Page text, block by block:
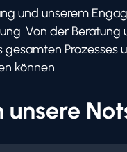
und unserem
Von der
Prozesses
können.
unsere